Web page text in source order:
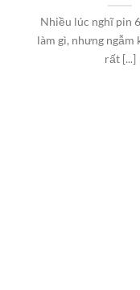
Nhiều lúc nghĩ pin
làm gì, nhưng ngẫm
rất [...]